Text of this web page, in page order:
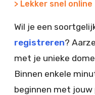
> Lekker snel online
Wil je een
registreren?
met je unieke
Binnen enkele
beginnen met